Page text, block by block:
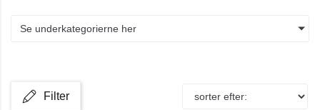
Se underkategorierne her
Filter